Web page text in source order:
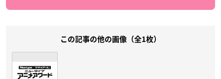
この記事の他の画像（全1枚）